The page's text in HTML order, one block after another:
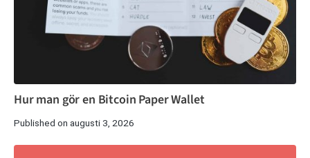
Hur man gör en Bitcoin Paper Wallet
Published on augusti 3, 2026